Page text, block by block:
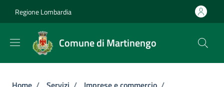
Regione Lombardia
Comune di Martinengo